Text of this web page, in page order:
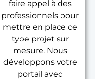
faire appel à des
professionnels pour
mettre en place ce
type projet sur
mesure. Nous
développons votre
portail avec